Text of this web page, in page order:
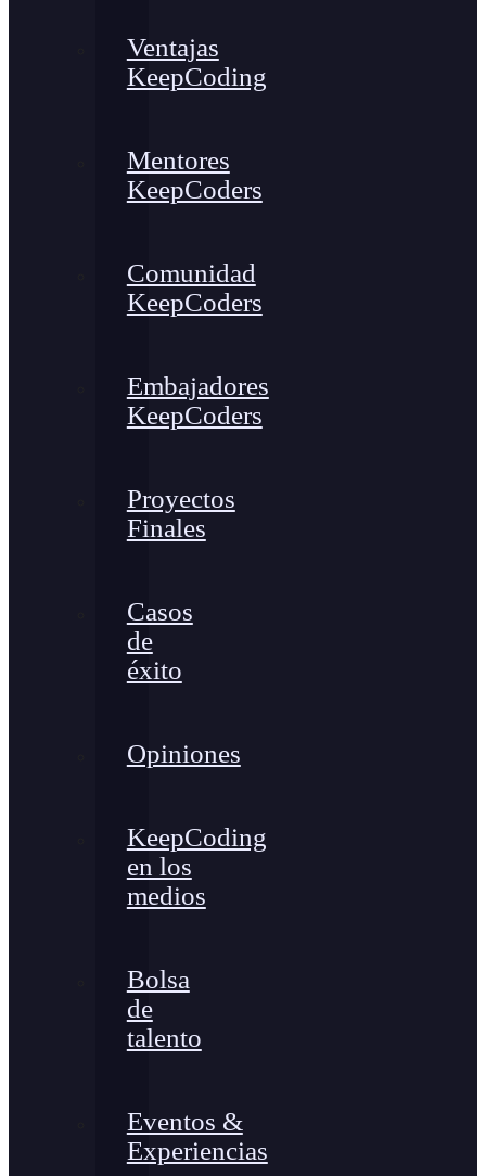
Ventajas
KeepCoding
Mentores
KeepCoders
Comunidad
KeepCoders
Embajadores
KeepCoders
Proyectos
Finales
Casos
de
éxito
Opiniones
KeepCoding
en los
medios
Bolsa
de
talento
Eventos &
Experiencias